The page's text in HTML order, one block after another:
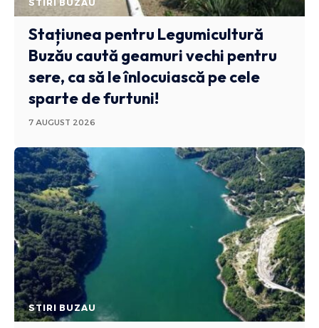
STIRI BUZAU
Stațiunea pentru Legumicultură
Buzău caută geamuri vechi pentru
sere, ca să le înlocuiască pe cele
sparte de furtuni!
7 AUGUST 2026
STIRI BUZAU